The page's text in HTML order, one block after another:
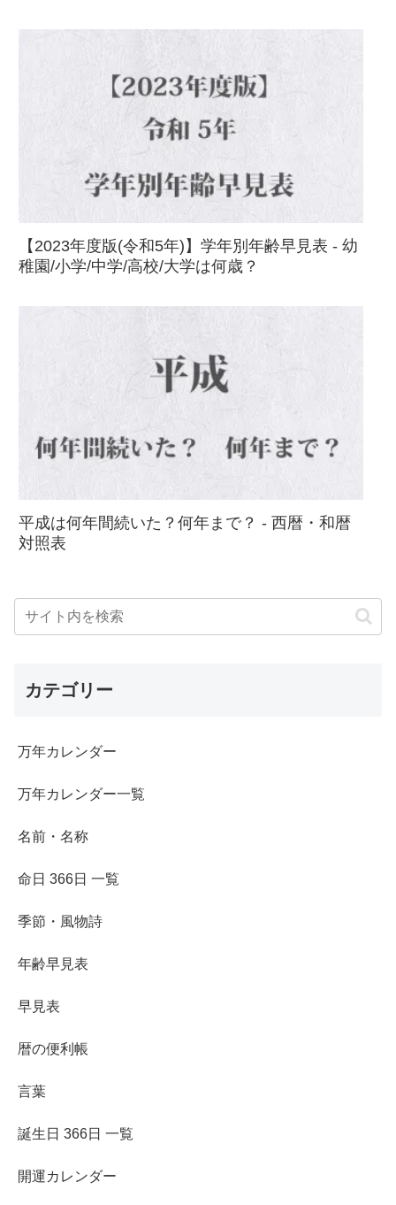
【2023年度版(令和5年)】学年別年齢早見表 - 幼
稚園/小学/中学/高校/大学は何歳？
平成は何年間続いた？何年まで？ - 西暦・和暦
対照表
カテゴリー
万年カレンダー
万年カレンダー一覧
名前・名称
命日 366日 一覧
季節・風物詩
年齢早見表
早見表
暦の便利帳
言葉
誕生日 366日 一覧
開運カレンダー